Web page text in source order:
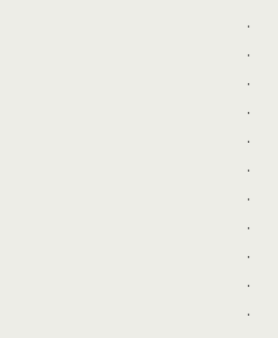
.
.
.
.
.
.
.
.
.
.
.